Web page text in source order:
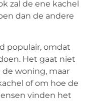
zal de ene kachel
dan de andere
populair, omdat
Het gaat niet
woning, maar
of om hoe de
vinden het